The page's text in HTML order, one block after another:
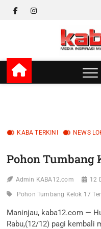
facebook
instagram
kaba12
MEDIA INSPIRASI MASA KINI
KABA TERKINI NEWS
Pohon Tumbang
Admin KABA12.com 12
Pohon Tumbang Kelok 17
Maninjau, kaba12.com —
Rabu,(12/12) pagi kembali